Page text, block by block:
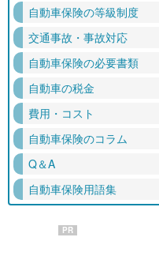
自動車保険の等級制度
交通事故・事故対応
自動車保険の必要書類
自動車の税金
費用・コスト
自動車保険のコラム
Q＆A
自動車保険用語集
PR